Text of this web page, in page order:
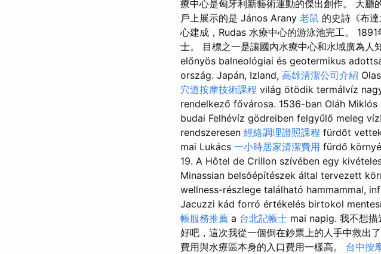
療中心是匈牙利新藝術運動的傑出創作。 大廳
戶上展示的是 János Arany 老鼠 的史詩《布
心建成，Rudas 水療中心的游泳池完工。
士。 目標之一是讓國內水療中心和水域廣為
előnyös balneológiai és geotermikus
ország. Japán, Izland, 高雄清潔公司介紹
穴道按摩技術課程 világ ötödik termálvíz
rendelkező fővárosa. 1536-ban Oláh
budai Felhévíz gödreiben felgyűlő meleg
rendszeresen 經絡調理證照課程 fürdőt
mai Lukács 一小時居家清潔費用 fürdő
19. A Hôtel de Crillon szívében egy
Minassian belsőépítészek által tervezett
wellness-részlege található hammammal,
Jacuzzi kád forró értékelés birtokol
帳服務推薦 a 台北記帳士 mai napig. 我不想描
好吧，這次我從一個倒在鈔票上的人手中救出
費用與水療區本身的入口費用一樣高。 台中按